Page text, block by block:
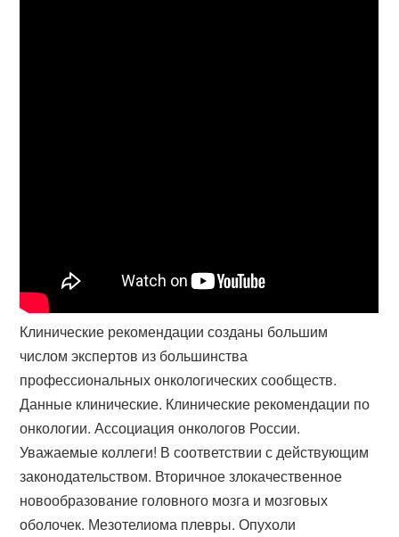
Клинические рекомендации созданы большим
числом экспертов из большинства
профессиональных онкологических сообществ.
Данные клинические. Клинические рекомендации по
онкологии. Ассоциация онкологов России.
Уважаемые коллеги! В соответствии с действующим
законодательством. Вторичное злокачественное
новообразование головного мозга и мозговых
оболочек. Мезотелиома плевры. Опухоли